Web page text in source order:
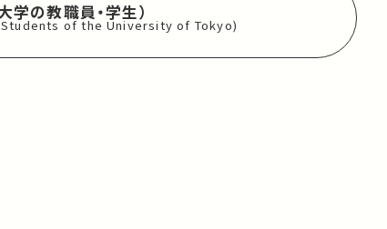
学の教職員・学生）
Students ofthe University of Tokyo)